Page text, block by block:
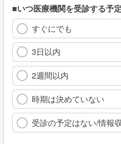
■いつ医療機関を受診する予
すぐにでも
3日以内
2週間以内
時期は決めていない
受診の予定はない/情報